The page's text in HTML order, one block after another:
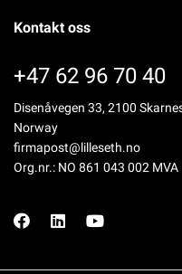
Kontakt oss
+47 62 96 70 40
Disenåvegen 33, 2100
Norway
firmapost@lilleseth.no
Org.nr.: NO 861 043 002 MVA